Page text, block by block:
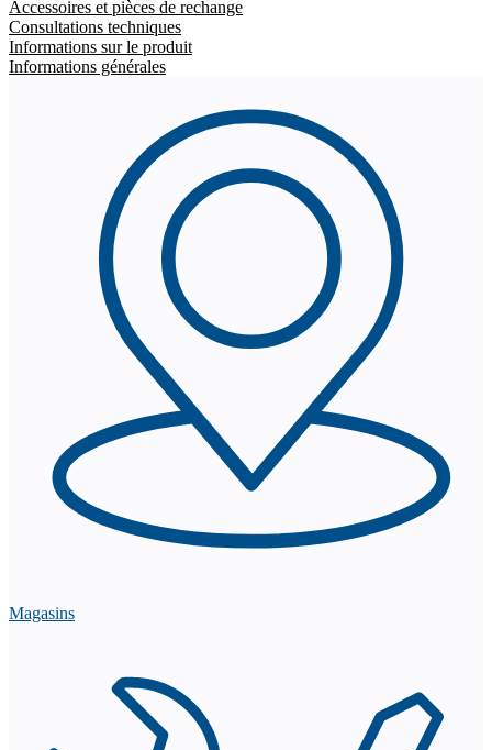
Accessoires et pièces de rechange
Consultations techniques
Informations sur le produit
Informations générales
Magasins